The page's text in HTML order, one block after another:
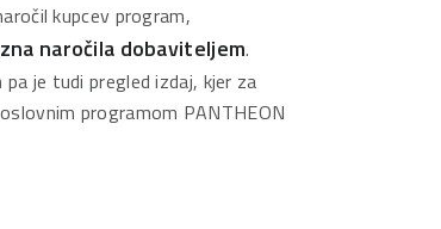
kupcev program,
naročila dobaviteljem.
je tudi pregled izdaj, kjer za
programom PANTHEON